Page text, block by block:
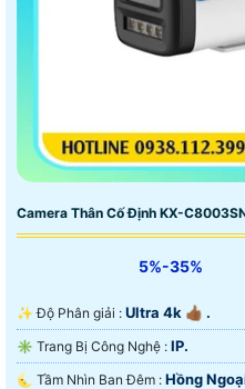
Camera Thân Cố Định KX-
5%-35%
✨ Độ Phân giải : Ultra 4k 👍🏾 .
✳️ Trang Bị Công Nghệ : IP.
🌜 Tầm Nhìn Ban Đêm : Hồng